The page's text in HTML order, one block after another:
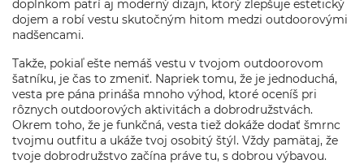
doplnkom patrí aj moderný dizajn, ktorý zlepšuje estetický
dojem a robí vestu skutočným hitom medzi outdoorovými
nadšencami.
Takže, pokiaľ ešte nemáš vestu v tvojom outdoorovom
šatníku, je čas to zmeniť. Napriek tomu, že je jednoduchá,
vesta pre pána prináša mnoho výhod, ktoré oceníš pri
rôznych outdoorových aktivitách a dobrodružstvách.
Okrem toho, že je funkčná, vesta tiež dokáže dodať šmrnc
tvojmu outfitu a ukáže tvoj osobitý štýl. Vždy pamätaj, že
tvoje dobrodružstvo začína práve tu, s dobrou výbavou.